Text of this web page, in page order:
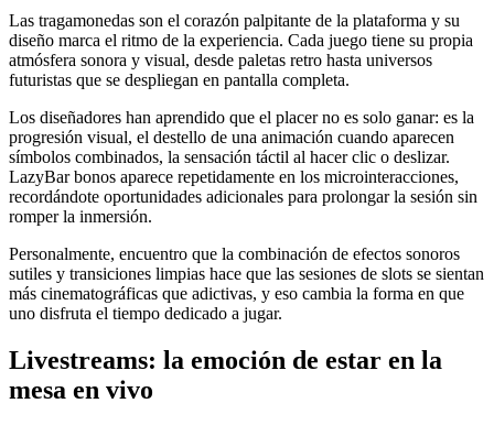
Las tragamonedas son el corazón palpitante de la plataforma y su
diseño marca el ritmo de la experiencia. Cada juego tiene su propia
atmósfera sonora y visual, desde paletas retro hasta universos
futuristas que se despliegan en pantalla completa.
Los diseñadores han aprendido que el placer no es solo ganar: es la
progresión visual, el destello de una animación cuando aparecen
símbolos combinados, la sensación táctil al hacer clic o deslizar.
LazyBar bonos aparece repetidamente en los microinteracciones,
recordándote oportunidades adicionales para prolongar la sesión sin
romper la inmersión.
Personalmente, encuentro que la combinación de efectos sonoros
sutiles y transiciones limpias hace que las sesiones de slots se sientan
más cinematográficas que adictivas, y eso cambia la forma en que
uno disfruta el tiempo dedicado a jugar.
Livestreams: la emoción de estar en la
mesa en vivo